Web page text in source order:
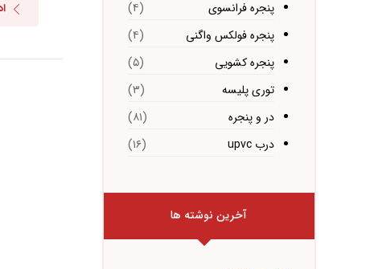
پنجره فرانسوی
(۴)
پنجره فولکس واگنی
(۴)
پنجره کشویی
(۵)
توری پلیسه
(۳)
در و پنجره
(۸۱)
درب upvc
(۱۶)
آخرین نوشته ها